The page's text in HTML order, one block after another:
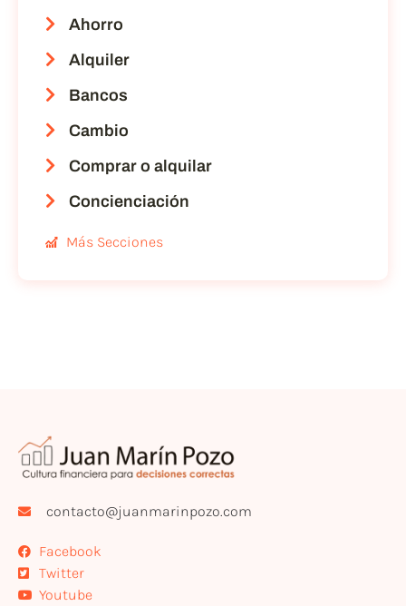
Ahorro
Alquiler
Bancos
Cambio
Comprar o alquilar
Concienciación
Más Secciones
contacto@juanmarinpozo.com
Facebook
Twitter
Youtube